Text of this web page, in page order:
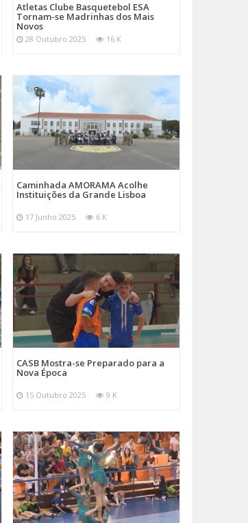
Atletas Clube Basquetebol ESA
Tornam-se Madrinhas dos Mais
Novos
28 Outubro 2025 16 K
Caminhada AMORAMA Acolhe
Instituições da Grande Lisboa
17 Junho 2025 6 K
CASB Mostra-se Preparado para a
Nova Época
15 Outubro 2025 9 K